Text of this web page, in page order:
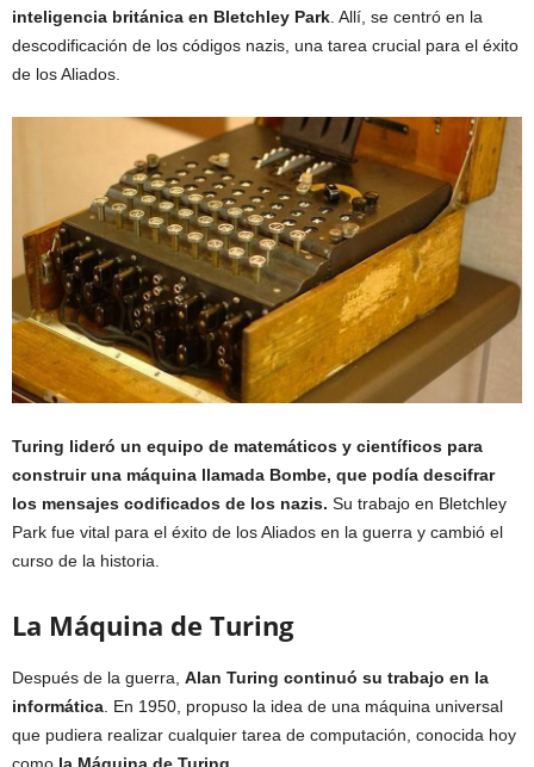
inteligencia británica en Bletchley Park . Allí, se centró en la
descodificación de los códigos nazis, una tarea crucial para el éxito
de los Aliados.
Turing lideró un equipo de matemáticos y científicos para
construir una máquina llamada Bombe, que podía descifrar
los mensajes codificados de los nazis. Su trabajo en Bletchley
Park fue vital para el éxito de los Aliados en la guerra y cambió el
curso de la historia.
La Máquina de Turing
Después de la guerra, Alan Turing continuó su trabajo en la
informática. En 1950, propuso la idea de una máquina universal
que pudiera realizar cualquier tarea de computación, conocida hoy